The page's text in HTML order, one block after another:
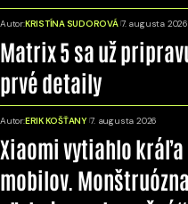
Autor:KRISTÍNA SUDOROVÁ 7. augusta 2026
Matrix 5 sa už
prvé detaily
Autor:ERIK KOŠŤANY 7. augusta 2026
Xiaomi vytiahlo kráľa
mobilov.